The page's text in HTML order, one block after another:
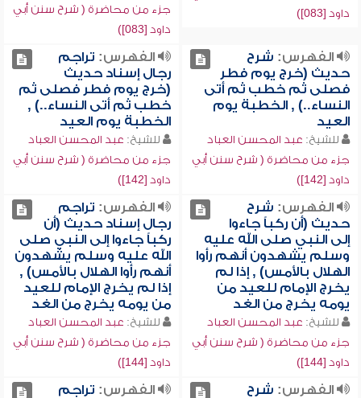
داود [083])
جزء من محاضرة ( شرح سنن أبي
داود [083])
الفهرس: شرح
حديث (خرج يوم فطر
فصلى ثم خطب ثم أتى
النساء..) , الخطبة يوم
العيد
للشيخ: عبد المحسن العباد
جزء من محاضرة ( شرح سنن أبي
داود [142])
الفهرس: تراجم
رجال إسناد حديث
(خرج يوم فطر فصلى ثم
خطب ثم أتى النساء..) ,
الخطبة يوم العيد
للشيخ: عبد المحسن العباد
جزء من محاضرة ( شرح سنن أبي
داود [142])
الفهرس: شرح
حديث (أن ركباً جاءوا
إلى النبي صلى الله عليه
وسلم يشهدون أنهم رأوا
الهلال بالأمس) , إذا لم
يخرج الإمام للعيد من
يومه يخرج من الغد
للشيخ: عبد المحسن العباد
جزء من محاضرة ( شرح سنن أبي
داود [144])
الفهرس: تراجم
رجال إسناد حديث (أن
ركباً جاءوا إلى النبي صلى
الله عليه وسلم يشهدون
أنهم رأوا الهلال بالأمس) ,
إذا لم يخرج الإمام للعيد
من يومه يخرج من الغد
للشيخ: عبد المحسن العباد
جزء من محاضرة ( شرح سنن أبي
داود [144])
الفهرس: شرح
الفهرس: تراجم